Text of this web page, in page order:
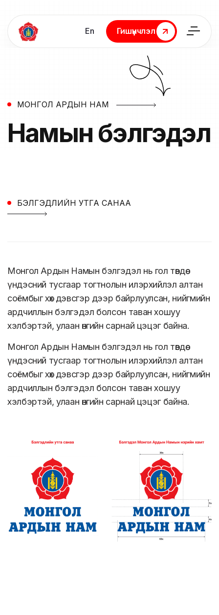
En
Гишүүнчлэл
Гишүүнчлэл
МОНГОЛ АРДЫН НАМ
Намын бэлгэдэл
БЭЛГЭДЛИЙН УТГА САНАА
Монгол Ардын Намын бэлгэдэл нь гол төвдөө
үндэсний тусгаар тогтнолын илэрхийлэл алтан
соёмбыг хөх дэвсгэр дээр байрлуулсан, нийгмийн
ардчиллын бэлгэдэл болсон таван хошуу
хэлбэртэй, улаан өнгийн сарнай цэцэг байна.
Монгол Ардын Намын бэлгэдэл нь гол төвдөө
үндэсний тусгаар тогтнолын илэрхийлэл алтан
соёмбыг хөх дэвсгэр дээр байрлуулсан, нийгмийн
ардчиллын бэлгэдэл болсон таван хошуу
хэлбэртэй, улаан өнгийн сарнай цэцэг байна.